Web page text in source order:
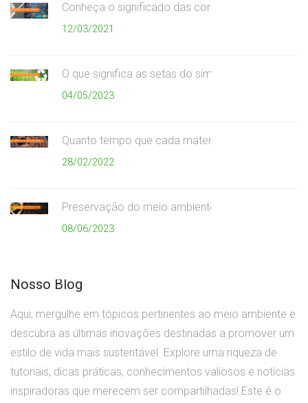
Conheça o significado das cores da coleta
12/03/2021
O que significa as setas do símbolo da reciclagem
04/05/2023
Quanto tempo que cada material demora para se
28/02/2022
Preservação do meio ambiente
08/06/2023
Nosso Blog
Aqui, mergulhe em tópicos pertinentes ao meio ambiente e
descubra as últimas inovações destinadas a promover um
estilo de vida mais sustentável. Explore uma riqueza de
tutoriais, dicas práticas, conhecimentos valiosos e notícias
inspiradoras que merecem ser compartilhadas! Este é o